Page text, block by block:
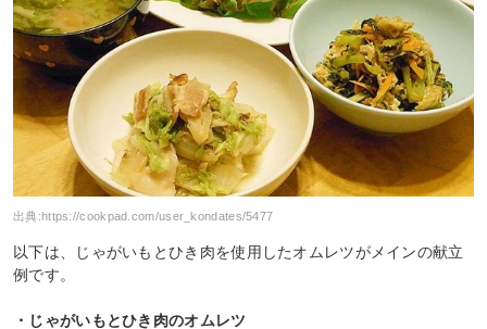
出典:https://cookpad.com/user_kondates/5477
以下は、じゃがいもとひき肉を使用したオムレツがメインの献立
例です。
・じゃがいもとひき肉のオムレツ